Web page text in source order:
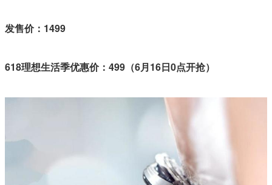
发售价：1499
618理想生活季优惠价：499（6月16日0点开抢）